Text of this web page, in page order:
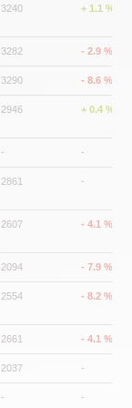
3240 + 1.1 %
3282 - 2.9 %
3290 - 8.6 %
2946 + 0.4 %
- -
2861 -
2607 - 4.1 %
2094 - 7.9 %
2554 - 8.2 %
2661 - 4.1 %
2037 -
- -